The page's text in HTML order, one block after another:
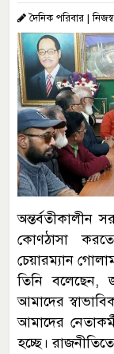
দৈনিক পরিবার |
অন্তর্বতীকালীন
কোণঠাসা
চেয়ারম্যান
তিনি বলেছেন,
আমাদের
আমাদের
হচ্ছে।